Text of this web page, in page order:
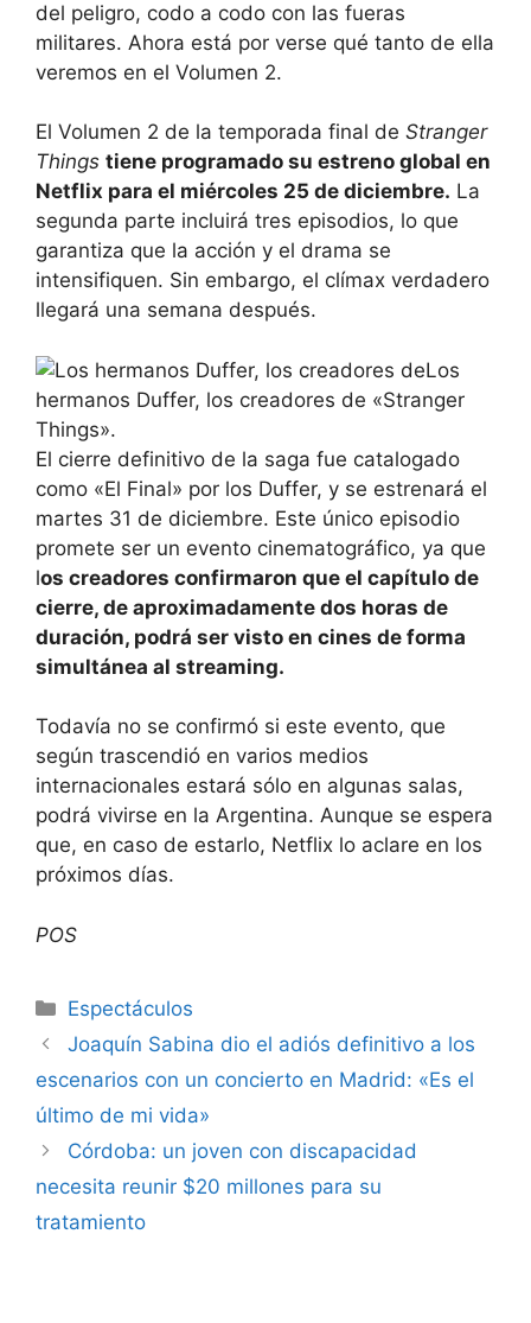
del peligro, codo a codo con las fueras
militares. Ahora está por verse qué tanto de ella
veremos en el Volumen 2.
El Volumen 2 de la temporada final de Stranger
Things tiene programado su estreno global en
Netflix para el miércoles 25 de diciembre. La
segunda parte incluirá tres episodios, lo que
garantiza que la acción y el drama se
intensifiquen. Sin embargo, el clímax verdadero
llegará una semana después.
Los
hermanos Duffer, los creadores de «Stranger
Things».
El cierre definitivo de la saga fue catalogado
como «El Final» por los Duffer, y se estrenará el
martes 31 de diciembre. Este único episodio
promete ser un evento cinematográfico, ya que
los creadores confirmaron que el capítulo de
cierre, de aproximadamente dos horas de
duración, podrá ser visto en cines de forma
simultánea al streaming.
Todavía no se confirmó si este evento, que
según trascendió en varios medios
internacionales estará sólo en algunas salas,
podrá vivirse en la Argentina. Aunque se espera
que, en caso de estarlo, Netflix lo aclare en los
próximos días.
POS
Espectáculos
Joaquín Sabina dio el adiós definitivo a los
escenarios con un concierto en Madrid: «Es el
último de mi vida»
Córdoba: un joven con discapacidad
necesita reunir $20 millones para su
tratamiento